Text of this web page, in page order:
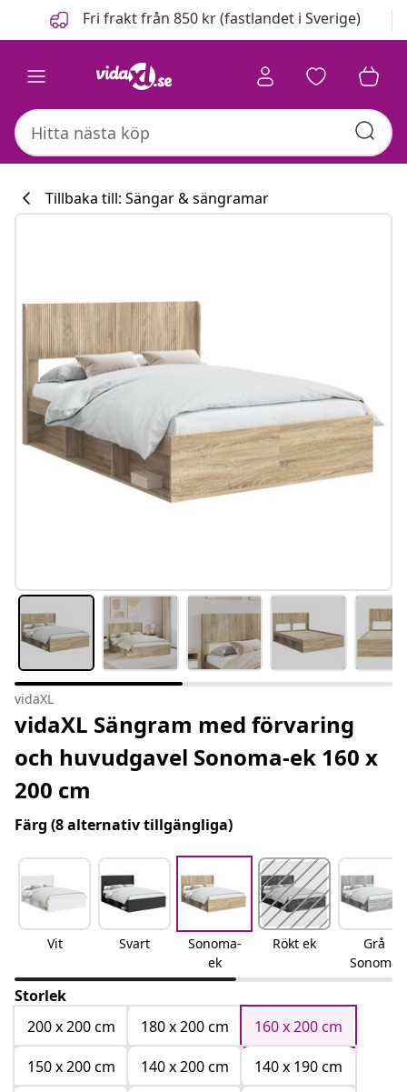
FöregåendeFri frakt från 850 kr (fastlandet i Sverige)
Tillbaka till: Sängar & sängramar
vidaXL
vidaXL Sängram med förvaring
och huvudgavel Sonoma-ek 160 x
200 cm
Färg (8 alternativ tillgängliga)
Vit Svart
Sonoma-
ek
Rökt ek
Grå
Sonoma
Storlek
200 x 200 cm
180 x 200 cm
160 x 200 cm
150 x 200 cm
140 x 200 cm
140 x 190 cm